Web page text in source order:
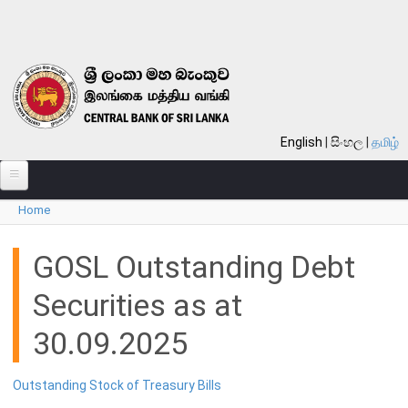
English සිංහල தமிழ்
பற்றி
வங்கி பற்றி
வங்கியின் வரலாறு
தொலைநோக்கு, பணி, பெறுமானம்
தொழிற்பாடுகள்
You are here
Home
GOSL Outstanding Debt
Securities as at
30.09.2025
Outstanding Stock of Treasury Bills